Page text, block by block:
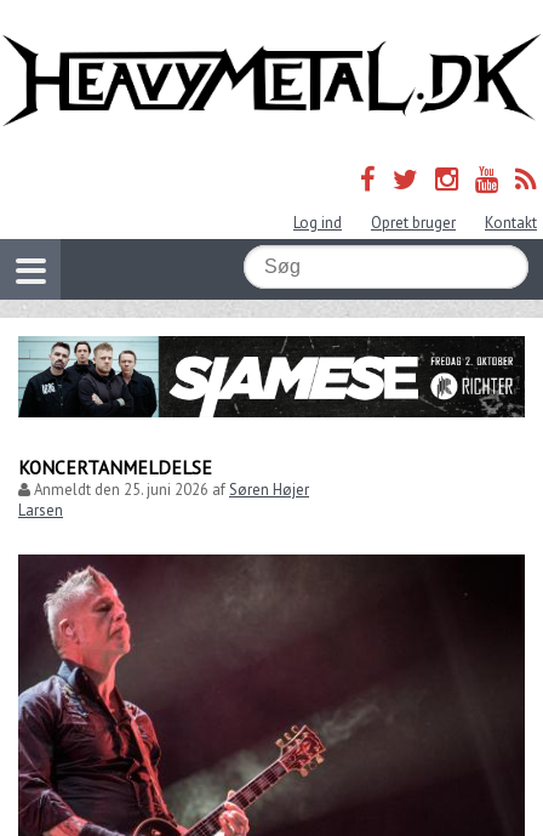
Log ind Opret bruger Kontakt
KONCERTANMELDELSE
Anmeldt den 25. juni 2026 afSøren Højer
Larsen